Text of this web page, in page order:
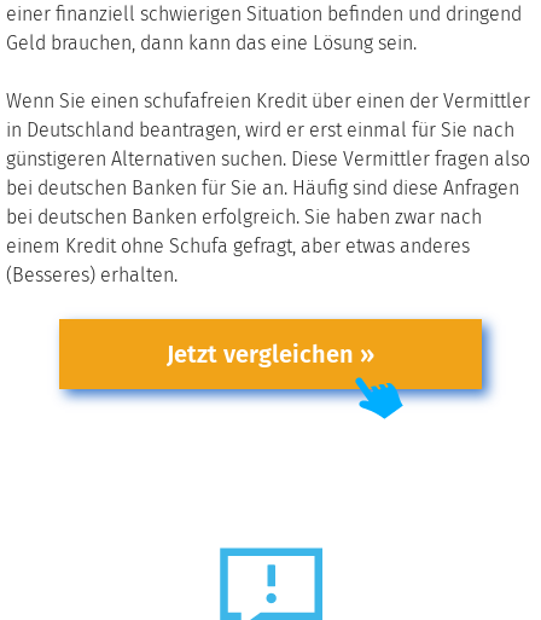
einer finanziell schwierigen Situation befinden und dringend
Geld brauchen, dann kann das eine Lösung sein.
Wenn Sie einen schufafreien Kredit über einen der Vermittler
in Deutschland beantragen, wird er erst einmal für Sie nach
günstigeren Alternativen suchen. Diese Vermittler fragen also
bei deutschen Banken für Sie an. Häufig sind diese Anfragen
bei deutschen Banken erfolgreich. Sie haben zwar nach
einem Kredit ohne Schufa gefragt, aber etwas anderes
(Besseres) erhalten.
Jetzt vergleichen »